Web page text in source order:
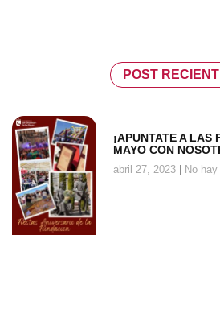
POST
¡APUNTATE A LAS
MAYO CON
abril 27, 2023 No